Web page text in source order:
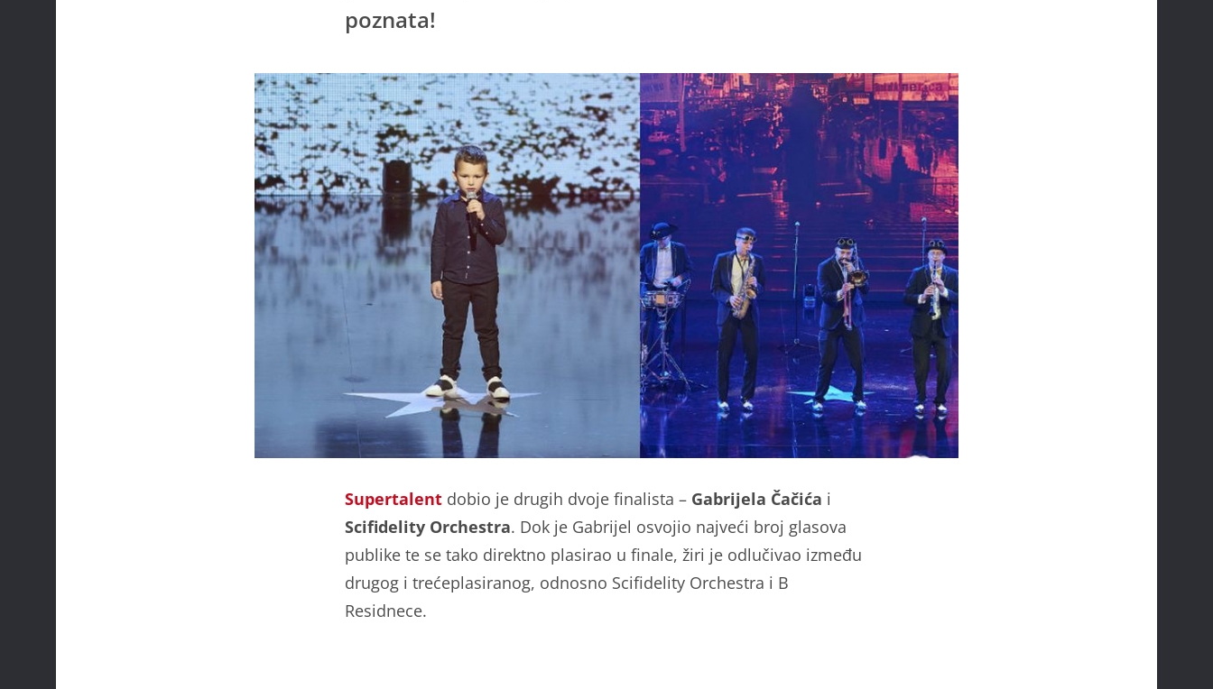
poznata!
Supertalent dobio je drugih dvoje finalista – Gabrijela Čačića i
Scifidelity Orchestra. Dok je Gabrijel osvojio najveći broj glasova
publike te se tako direktno plasirao u finale, žiri je odlučivao između
drugog i trećeplasiranog, odnosno Scifidelity Orchestra i B
Residnece.